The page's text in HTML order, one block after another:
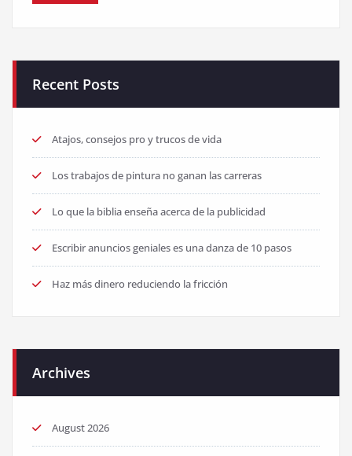
Recent Posts
Atajos, consejos pro y trucos de vida
Los trabajos de pintura no ganan las carreras
Lo que la biblia enseña acerca de la publicidad
Escribir anuncios geniales es una danza de 10 pasos
Haz más dinero reduciendo la fricción
Archives
August 2026